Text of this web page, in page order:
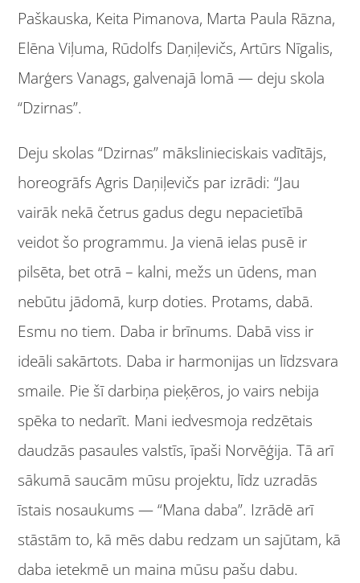
Paškauska, Keita Pimanova, Marta Paula Rāzna,
Elēna Viļuma, Rūdolfs Daņiļevičs, Artūrs Nīgalis,
Marģers Vanags, galvenajā lomā — deju skola
“Dzirnas”.
Deju skolas “Dzirnas” mākslinieciskais vadītājs,
horeogrāfs Agris Daņiļevičs par izrādi: “Jau
vairāk nekā četrus gadus degu nepacietībā
veidot šo programmu. Ja vienā ielas pusē ir
pilsēta, bet otrā – kalni, mežs un ūdens, man
nebūtu jādomā, kurp doties. Protams, dabā.
Esmu no tiem. Daba ir brīnums. Dabā viss ir
ideāli sakārtots. Daba ir harmonijas un līdzsvara
smaile. Pie šī darbiņa pieķēros, jo vairs nebija
spēka to nedarīt. Mani iedvesmoja redzētais
daudzās pasaules valstīs, īpaši Norvēģija. Tā arī
sākumā saucām mūsu projektu, līdz uzradās
īstais nosaukums — “Mana daba”. Izrādē arī
stāstām to, kā mēs dabu redzam un sajūtam, kā
daba ietekmē un maina mūsu pašu dabu.